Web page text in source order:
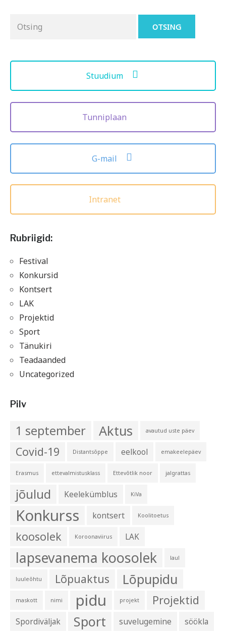
for:
Stuudium
Tunniplaan
G-mail
Intranet
Rubriigid:
Festival
Konkursid
Kontsert
LAK
Projektid
Sport
Tänukiri
Teadaanded
Uncategorized
Pilv
1 september Aktus avautud uste päev
Covid-19 Distantsõppe eelkool emakeelepäev
Erasmus ettevalmistusklass Ettevõtlik noor jalgrattas
jõulud Keelekümblus KiVa
Konkurss kontsert Koolitoetus
koosolek Koroonaviirus LAK
lapsevanema koosolek laul
luuleõhtu Lõpuaktus Lõpupidu
maskott nimi pidu projekt Projektid
Spordiväljak Sport suvelugemine
söökla